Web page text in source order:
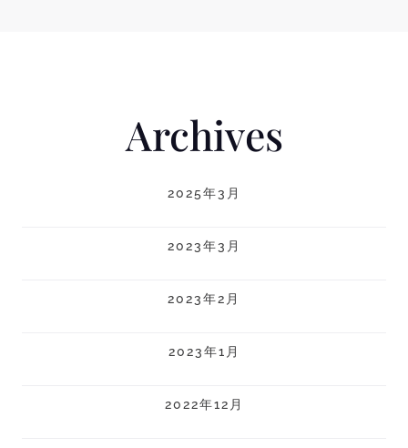
Archives
2025年3月
2023年3月
2023年2月
2023年1月
2022年12月